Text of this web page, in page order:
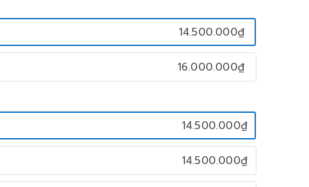
14.500.000₫
16.000.000₫
14.500.000₫
14.500.000₫